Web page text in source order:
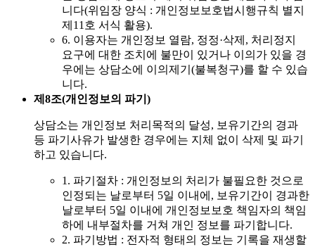
니다(위임장 양식 : 개인정보보호법시행규칙 별지
제11호 서식 활용).
6. 이용자는 개인정보 열람, 정정·삭제, 처리정지
요구에 대한 조치에 불만이 있거나 이의가 있을 경
우에는 상담소에 이의제기(불복청구)를 할 수 있습
니다.
제8조(개인정보의 파기)
상담소는 개인정보 처리목적의 달성, 보유기간의 경과
등 파기사유가 발생한 경우에는 지체 없이 삭제 및 파기
하고 있습니다.
1. 파기절차 : 개인정보의 처리가 불필요한 것으로
인정되는 날로부터 5일 이내에, 보유기간이 경과한
날로부터 5일 이내에 개인정보보호 책임자의 책임
하에 내부절차를 거쳐 개인 정보를 파기합니다.
2. 파기방법 : 전자적 형태의 정보는 기록을 재생할